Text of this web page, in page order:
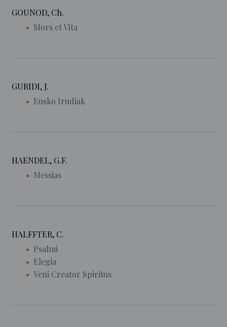
GOUNOD, Ch.
Mors et Vita
GURIDI, J.
Eusko Irudiak
HAENDEL, G.F.
Messias
HALFFTER, C.
Psalmi
Elegia
Veni Creator Spiritus